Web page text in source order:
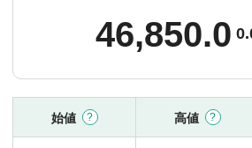
46,850.0
始値 高値